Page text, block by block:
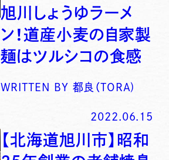
旭川しょうゆラーメ
ン！道産小麦の自家製
麺はツルシコの食感
WRITTEN BY 都良（TORA)
2022.06.15
【北海道旭川市】昭和